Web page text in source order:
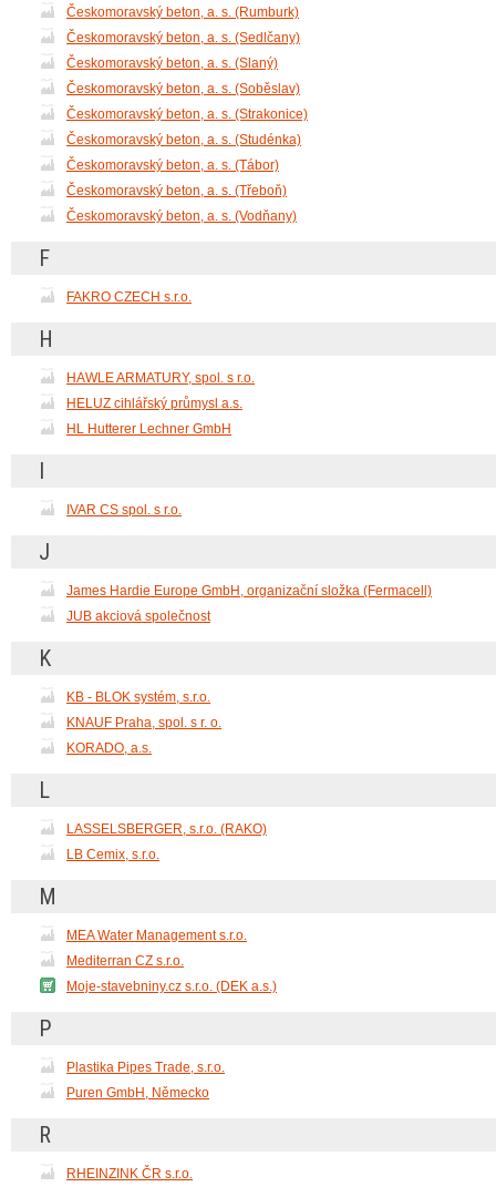
Českomoravský beton, a. s. (Rumburk)
Českomoravský beton, a. s. (Sedlčany)
Českomoravský beton, a. s. (Slaný)
Českomoravský beton, a. s. (Soběslav)
Českomoravský beton, a. s. (Strakonice)
Českomoravský beton, a. s. (Studénka)
Českomoravský beton, a. s. (Tábor)
Českomoravský beton, a. s. (Třeboň)
Českomoravský beton, a. s. (Vodňany)
F
FAKRO CZECH s.r.o.
H
HAWLE ARMATURY, spol. s r.o.
HELUZ cihlářský průmysl a.s.
HL Hutterer Lechner GmbH
I
IVAR CS spol. s r.o.
J
James Hardie Europe GmbH, organizační složka (Fermacell)
JUB akciová společnost
K
KB - BLOK systém, s.r.o.
KNAUF Praha, spol. s r. o.
KORADO, a.s.
L
LASSELSBERGER, s.r.o. (RAKO)
LB Cemix, s.r.o.
M
MEA Water Management s.r.o.
Mediterran CZ s.r.o.
Moje-stavebniny.cz s.r.o. (DEK a.s.)
P
Plastika Pipes Trade, s.r.o.
Puren GmbH, Německo
R
RHEINZINK ČR s.r.o.